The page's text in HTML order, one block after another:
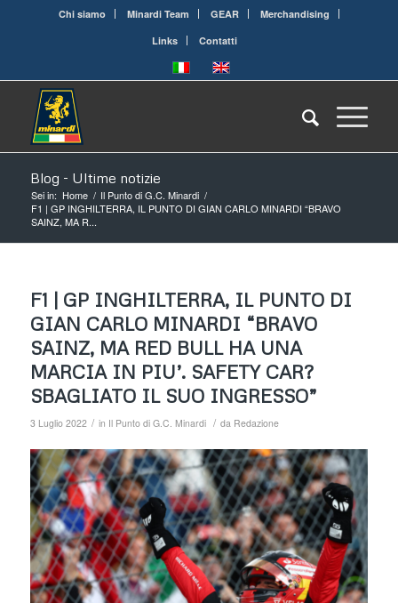
Chi siamo Minardi Team GEAR
Merchandising
Links
Contatti
Blog - Ultime notizie
Sei in: Home / Il Punto di G.C. Minardi /
F1 | GP INGHILTERRA, IL PUNTO DI GIAN CARLO MINARDI “BRAVO
SAINZ, MA R...
F1 | GP INGHILTERRA, IL PUNTO DI
GIAN CARLO MINARDI “BRAVO
SAINZ, MA RED BULL HA UNA
MARCIA IN PIU’. SAFETY CAR?
SBAGLIATO IL SUO INGRESSO”
3 Luglio 2022 / in Il Punto di G.C. Minardi / da Redazione